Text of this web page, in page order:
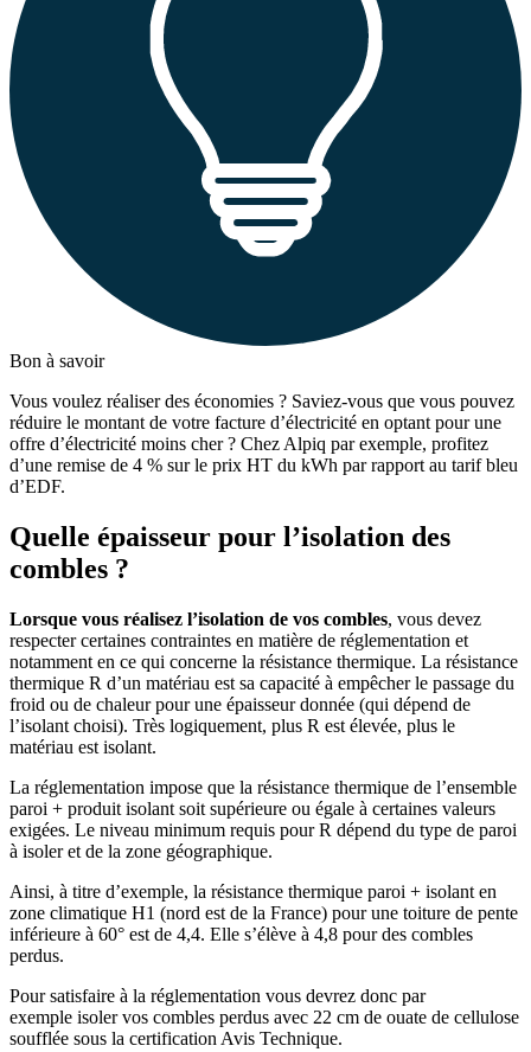
Bon à savoir
Vous voulez réaliser des économies ? Saviez-vous que vous pouvez
réduire le montant de votre facture d’électricité en optant pour une
offre d’électricité moins cher ? Chez Alpiq par exemple, profitez
d’une remise de 4 % sur le prix HT du kWh par rapport au tarif bleu
d’EDF.
Quelle épaisseur pour l’isolation des
combles ?
Lorsque vous réalisez l’isolation de vos combles, vous devez
respecter certaines contraintes en matière de réglementation et
notamment en ce qui concerne la résistance thermique. La résistance
thermique R d’un matériau est sa capacité à empêcher le passage du
froid ou de chaleur pour une épaisseur donnée (qui dépend de
l’isolant choisi). Très logiquement, plus R est élevée, plus le
matériau est isolant.
La réglementation impose que la résistance thermique de l’ensemble
paroi + produit isolant soit supérieure ou égale à certaines valeurs
exigées. Le niveau minimum requis pour R dépend du type de paroi
à isoler et de la zone géographique.
Ainsi, à titre d’exemple, la résistance thermique paroi + isolant en
zone climatique H1 (nord est de la France) pour une toiture de pente
inférieure à 60° est de 4,4. Elle s’élève à 4,8 pour des combles
perdus.
Pour satisfaire à la réglementation vous devrez donc par
exemple isoler vos combles perdus avec 22 cm de ouate de cellulose
soufflée sous la certification Avis Technique.